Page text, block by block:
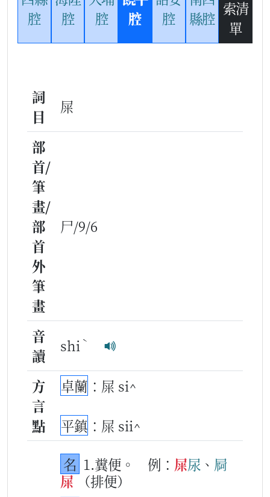
腔
腔
腔
腔
腔
縣腔
索清
單
詞
目
屎
部
首/
筆
畫/
部
首
外
筆
畫
尸/9/6
音
讀
shi ˋ
方
言
點
卓蘭 ：屎 si^
平鎮 ：屎 sii^
名 1.糞便。 例： 屎尿 、 屙
屎（排便）